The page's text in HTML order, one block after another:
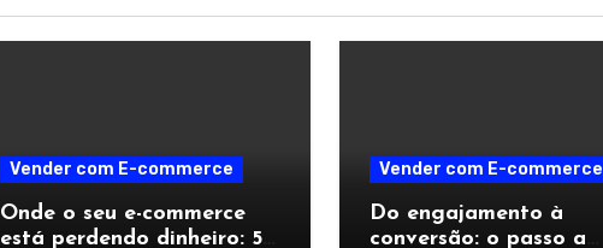
Vender com E-commerce
Onde o seu e-commerce
está perdendo dinheiro: 5
Vender com E-commerce
Do engajamento à
conversão: o passo a